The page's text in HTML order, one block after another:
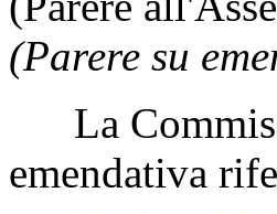
(Parere su
La
emendativa